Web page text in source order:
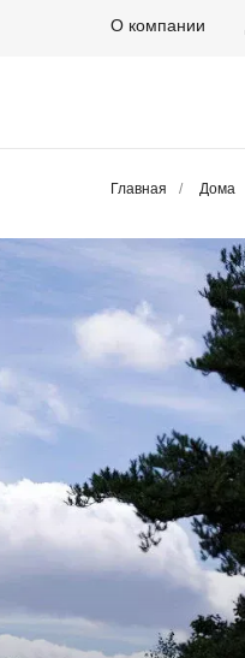
О компании
Главная / Дома